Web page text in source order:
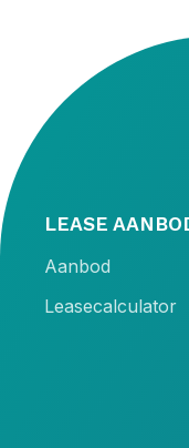
LEASE
Aanbod
Leasecalculator